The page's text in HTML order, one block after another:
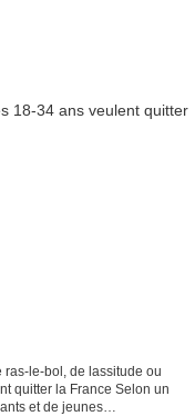
ras-le-bol, de lassitude ou
quitter la France Selon un
et de jeunes